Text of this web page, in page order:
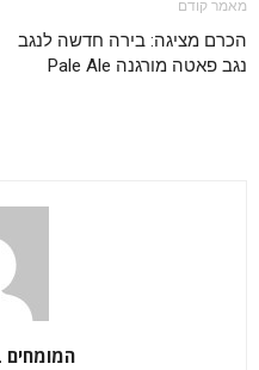
מאמר קודם
הכרם מציגה: בירה חדשה לנגב
נגב פאטה מורגנה Pale Ale
המומחים